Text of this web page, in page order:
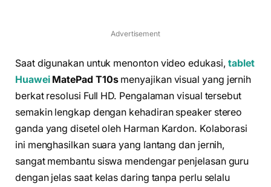
Advertisement
Saat digunakan untuk menonton video edukasi,tablet
HuaweiMatePad T10smenyajikan visual yang jernih
berkat resolusi Full HD. Pengalaman visual tersebut
semakin lengkap dengan kehadiran speaker stereo
ganda yang disetel oleh Harman Kardon. Kolaborasi
ini menghasilkan suara yang lantang dan jernih,
sangat membantu siswa mendengar penjelasan guru
dengan jelas saat kelas daring tanpa perlu selalu